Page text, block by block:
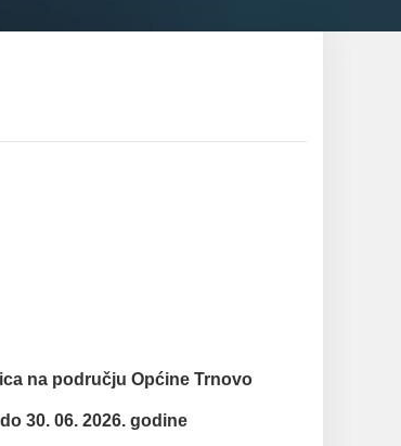
na području Općine Trnovo
30. 06. 2026. godine